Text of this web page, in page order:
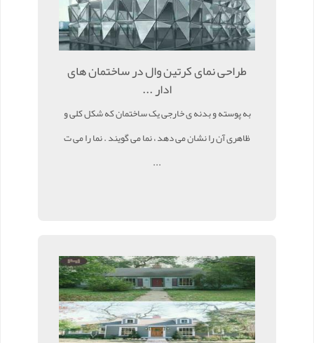
طراحی نمای کرتین وال در ساختمان های
ادار ...
به پوسته و بدنه ی خارجی یک ساختمان که شکل کلی و
ظاهری آن را نشان می دهد ، نما می گویند . نما را می ت
...